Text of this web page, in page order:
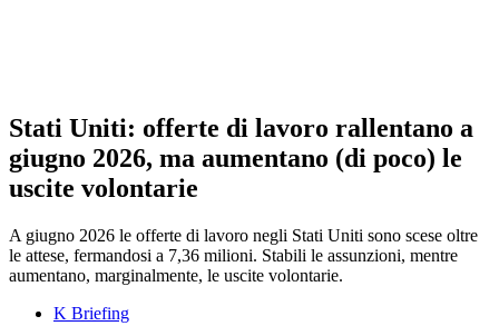
Stati Uniti: offerte di lavoro rallentano a
giugno 2026, ma aumentano (di poco) le
uscite volontarie
A giugno 2026 le offerte di lavoro negli Stati Uniti sono scese oltre
le attese, fermandosi a 7,36 milioni. Stabili le assunzioni, mentre
aumentano, marginalmente, le uscite volontarie.
K Briefing